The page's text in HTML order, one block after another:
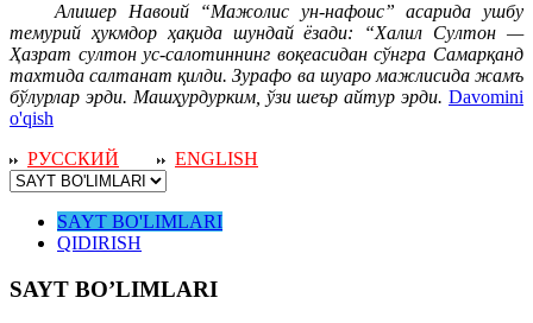
Алишер Навоий “Мажолис ун-нафоис” асарида ушбу
темурий ҳукмдор ҳақида шундай ёзади: “Халил Султон —
Ҳазрат султон ус-салотиннинг воқеасидан сўнгра Самарқанд
тахтида салтанат қилди. Зурафо ва шуаро мажлисида жамъ
бўлурлар эрди. Машҳурдурким, ўзи шеър айтур эрди. Davomini
o'qish
РУССКИЙ
ENGLISH
SAYT BO'LIMLARI
QIDIRISH
SAYT BO’LIMLARI